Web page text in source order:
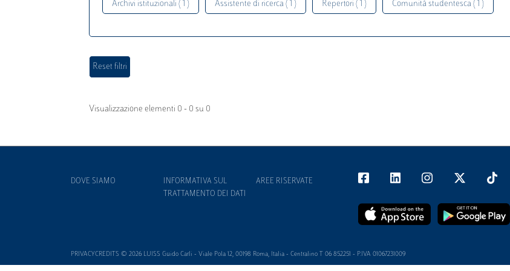
Archivi istituzionali ( 1 ) Assistente di ricerca ( 1 ) Repertori ( 1 ) Comunità studentesca ( 1 )
Visualizzazione elementi 0 - 0 su 0
DOVE SIAMO
INFORMATIVA SUL
TRATTAMENTO DEI DATI
AREE RISERVATE
PRIVACYCREDITS © 2026 LUISS Guido Carli - Viale Pola 12, 00198 Roma, Italia - Centralino T 06 852251 - P.IVA 01067231009